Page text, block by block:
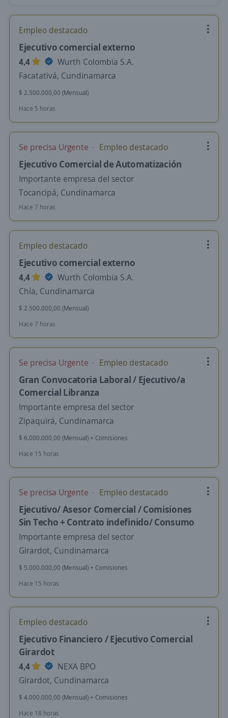
Empleo destacado
Ejecutivo comercial externo
4,4
Wurth Colombia S.A.
Facatativá, Cundinamarca
$ 2.500.000,00 (Mensual)
Hace 5 horas
Se precisa Urgente Empleo destacado
Ejecutivo Comercial de Automatización
Importante empresa del sector
Tocancipá, Cundinamarca
Hace 7 horas
Empleo destacado
Ejecutivo comercial externo
4,4
Wurth Colombia S.A.
Chía, Cundinamarca
$ 2.500.000,00 (Mensual)
Hace 7 horas
Se precisa Urgente Empleo destacado
Gran Convocatoria Laboral / Ejecutivo/a
Comercial Libranza
Importante empresa del sector
Zipaquirá, Cundinamarca
$ 6.000.000,00 (Mensual) + Comisiones
Hace 15 horas
Se precisa Urgente Empleo destacado
Ejecutivo/ Asesor Comercial / Comisiones
Sin Techo + Contrato indefinido/ Consumo
Importante empresa del sector
Girardot, Cundinamarca
$ 5.000.000,00 (Mensual) + Comisiones
Hace 15 horas
Empleo destacado
Ejecutivo Financiero / Ejecutivo Comercial
Girardot
4,4
NEXA BPO
Girardot, Cundinamarca
$ 4.000.000,00 (Mensual) + Comisiones
Hace 18 horas